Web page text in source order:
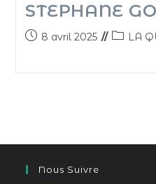
STEPHANE
8 avril 2025 LA
Nous Suivre